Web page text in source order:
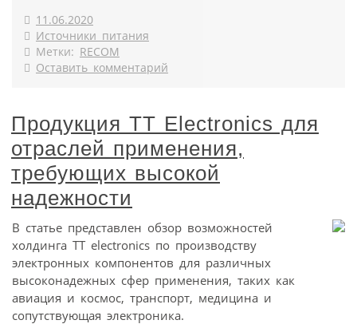
11.06.2020
Источники питания
Метки: RECOM
Оставить комментарий
Продукция TT Electronics для
отраслей применения,
требующих высокой
надежности
В статье представлен обзор возможностей
холдинга TT electronics по производству
электронных компонентов для различных
высоконадежных сфер применения, таких как
авиация и космос, транспорт, медицина и
сопутствующая электроника.